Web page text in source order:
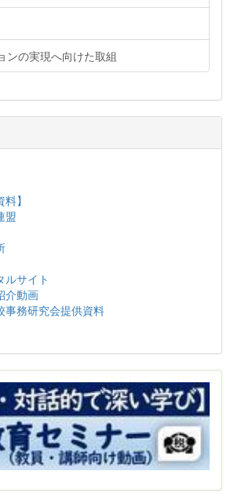
ンの実現へ向けた取組
】
盟
ルサイト
介動画
事務研究会提供資料